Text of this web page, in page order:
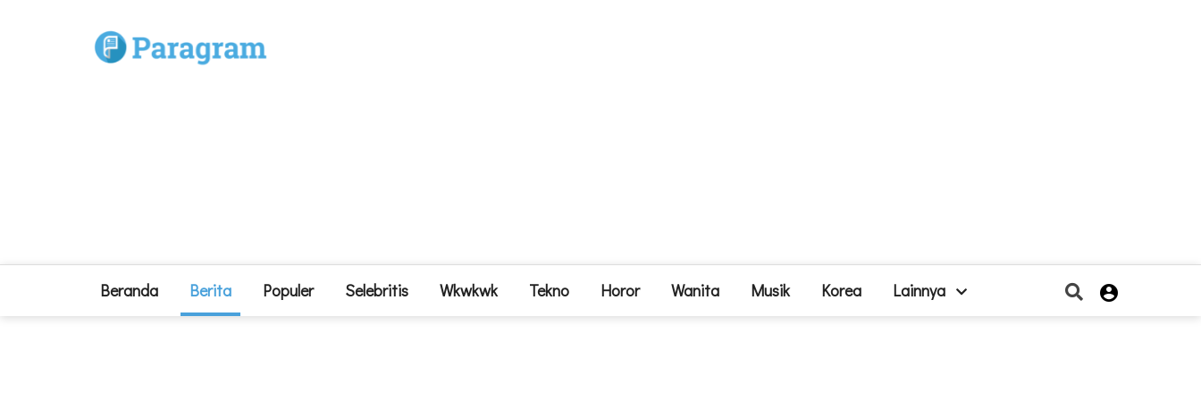
Beranda Berita Populer Selebritis Wkwkwk Tekno Horor Wanita Musik Korea Lainnya 